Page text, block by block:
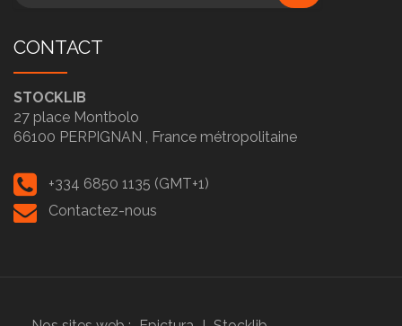
CONTACT
STOCKLIB
27 place Montbolo
66100 PERPIGNAN , France métropolitaine
+334 6850 1135 (GMT+1)
Contactez-nous